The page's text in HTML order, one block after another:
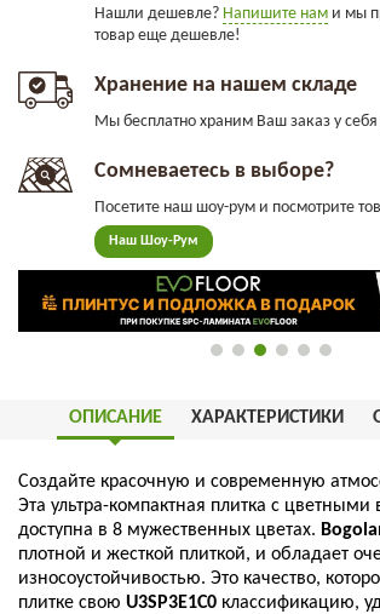
Нашли дешевле? Напишите нам и мы
товар еще дешевле!
Хранение на нашем складе
Мы бесплатно храним Ваш заказ у
Сомневаетесь в выборе?
Посетите наш шоу-рум и посмотрите
Наш Шоу-Рум
ОПИСАНИЕ ХАРАКТЕРИСТИКИ
Создайте красочную и современную
Эта ультра-компактная плитка с цветными
доступна в 8 мужественных цветах.
плотной и жесткой плиткой, и обладает
износоустойчивостью. Это качество,
плитке свою U3SP3E1C0 классификацию,